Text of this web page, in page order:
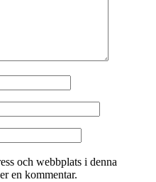
och webbplats i denna
en kommentar.